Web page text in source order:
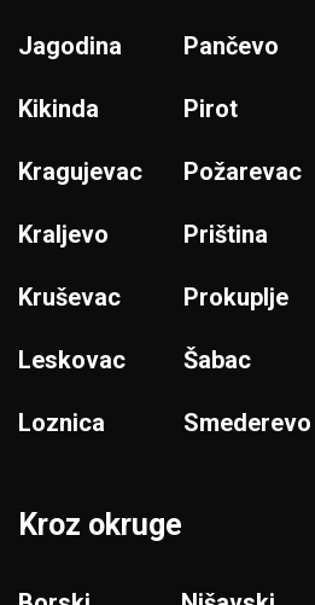
Jagodina
Kikinda
Kragujevac
Kraljevo
Kruševac
Leskovac
Loznica
Pančevo
Pirot
Požarevac
Priština
Prokuplje
Šabac
Smederevo
Kroz okruge